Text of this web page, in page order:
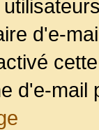
d'e-
d'e-